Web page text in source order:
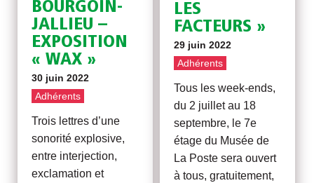
BOURGOIN-
JALLIEU –
EXPOSITION
« WAX »
30 juin 2022
Adhérents
Trois lettres d’une
sonorité explosive,
entre interjection,
exclamation et
LES
FACTEURS »
29 juin 2022
Adhérents
Tous les week-ends,
du 2 juillet au 18
septembre, le 7e
étage du Musée de
La Poste sera ouvert
à tous, gratuitement,